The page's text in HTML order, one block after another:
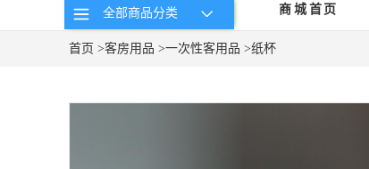
全部商品分类 商城首页
首页 >客房用品 >一次性客用品 >纸杯